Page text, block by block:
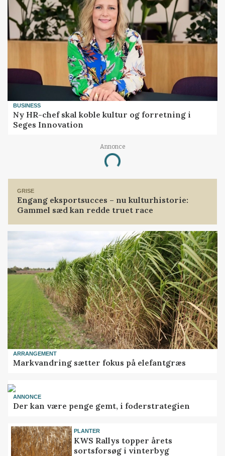
BUSINESS
Ny HR-chef skal koble kultur og forretning i
Seges Innovation
Annonce
Loading...
GRISE
Engang eksportsucces – nu kulturhistorie:
Gammel sæd kan redde truet race
ARRANGEMENT
Markvandring sætter fokus på elefantgræs
ANNONCE
Der kan være penge gemt, i foderstrategien
PLANTER
KWS Rallys topper årets
sortsforsøg i vinterbyg